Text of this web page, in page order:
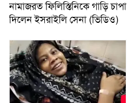
নামাজরত ফিলিস্তিনিকে গাড়ি চাপা
দিলেন ইসরাইলি সেনা (ভিডিও)